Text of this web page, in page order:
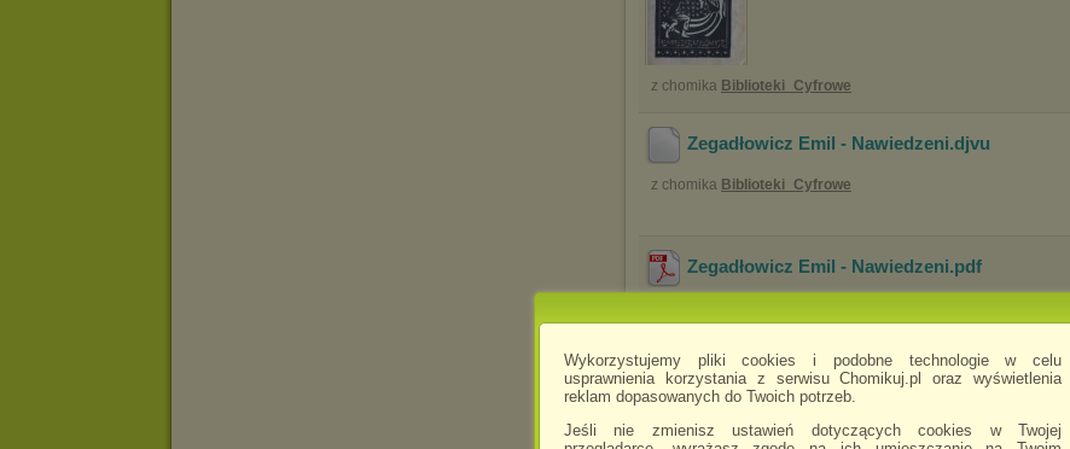
Wykorzystujemy pliki cookies i podobne technologie w celu
usprawnienia korzystania z serwisu Chomikuj.pl oraz wyświetlenia
reklam dopasowanych do Twoich potrzeb.
Jeśli nie zmienisz ustawień dotyczących cookies w Twojej
z chomika Biblioteki_Cyfrowe
Zegadłowicz Emil - Nawiedzeni.djvu
z chomika Biblioteki_Cyfrowe
Zegadłowicz Emil - Nawiedzeni.pdf
Zegadłowicz Emil - Piszemy listy .jpg